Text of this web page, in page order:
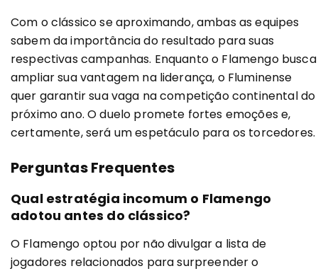
Com o clássico se aproximando, ambas as equipes
sabem da importância do resultado para suas
respectivas campanhas. Enquanto o Flamengo busca
ampliar sua vantagem na liderança, o Fluminense
quer garantir sua vaga na competição continental do
próximo ano. O duelo promete fortes emoções e,
certamente, será um espetáculo para os torcedores.
Perguntas Frequentes
Qual estratégia incomum o Flamengo
adotou antes do clássico?
O Flamengo optou por não divulgar a lista de
jogadores relacionados para surpreender o